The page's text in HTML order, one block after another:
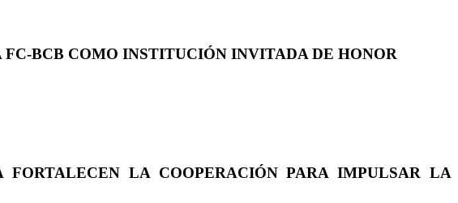
BCB COMO INSTITUCIÓN INVITADA DE HONOR
LA COOPERACIÓN PARA IMPULSAR LA